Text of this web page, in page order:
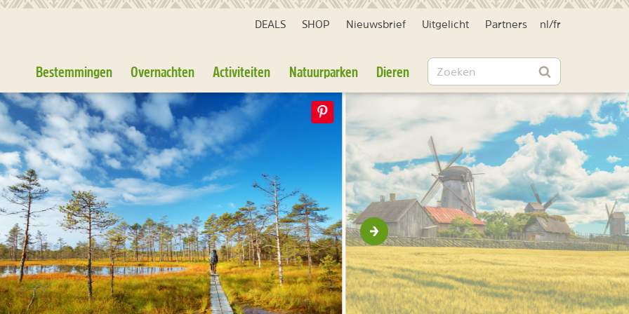
DEALS SHOP Nieuwsbrief Uitgelicht Partners nl /fr
Bestemmingen Overnachten Activiteiten Natuurparken Dieren Zoeken
Zoeken
Volgende